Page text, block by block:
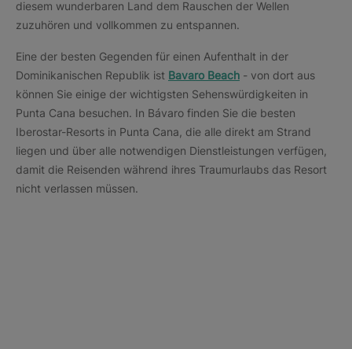
diesem wunderbaren Land dem Rauschen der Wellen
zuzuhören und vollkommen zu entspannen.
Eine der besten Gegenden für einen Aufenthalt in der
Dominikanischen Republik ist Bavaro Beach - von dort aus
können Sie einige der wichtigsten Sehenswürdigkeiten in
Punta Cana besuchen. In Bávaro finden Sie die besten
Iberostar-Resorts in Punta Cana, die alle direkt am Strand
liegen und über alle notwendigen Dienstleistungen verfügen,
damit die Reisenden während ihres Traumurlaubs das Resort
nicht verlassen müssen.